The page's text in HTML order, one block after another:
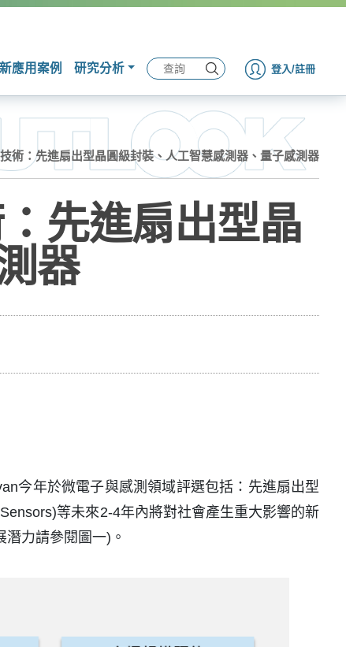
應用案例 研究分析 登入/註冊
術：先進扇出型晶圓級封裝、人工智慧感測器、量子感測器
先進扇出型晶
器
今年於微電子與感測領域評選包括：先進扇出型
等未來2-4年內將對社會產生重大影響的新
力請參閱圖一)。